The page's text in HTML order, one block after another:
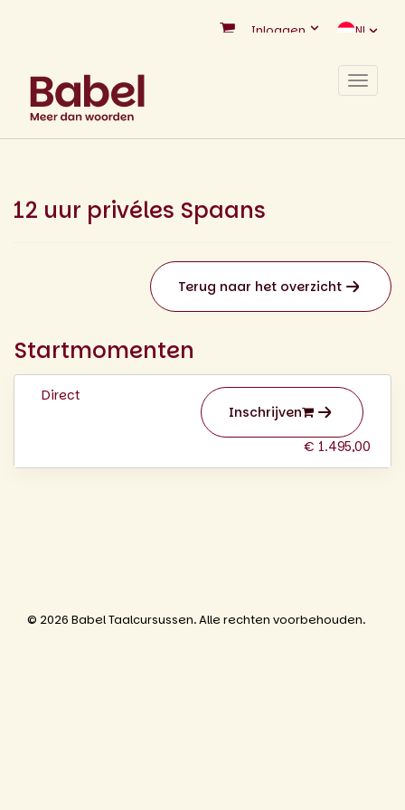
Inloggen NL
Toggle
12 uur privéles Spaans
Terug naar het overzicht
Startmomenten
Direct
Inschrijven
€ 1.495,00
© 2026 Babel Taalcursussen. Alle rechten voorbehouden.